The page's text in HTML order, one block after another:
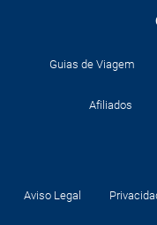
Guias de Viagem
Afiliados
Aviso Legal